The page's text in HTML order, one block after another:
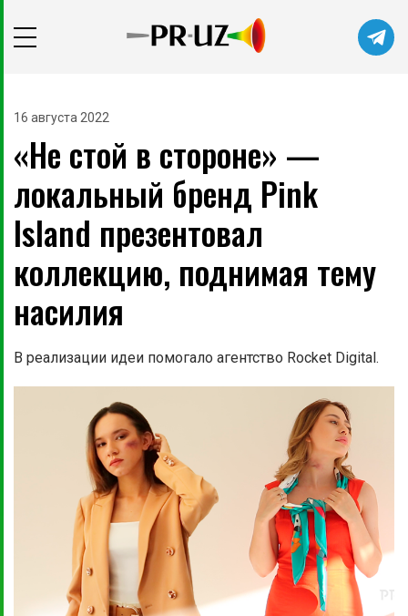
Не сейчас Подписаться
16 августа 2022
«Не стой в стороне» —
локальный бренд Pink
Island презентовал
коллекцию, поднимая тему
насилия
В реализации идеи помогало агентство Rocket Digital.